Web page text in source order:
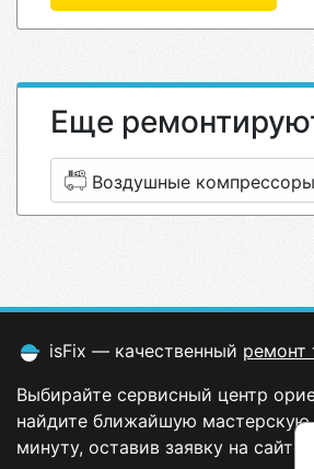
Еще
Воздушные компрессоры
isFix — качественный ремонт
Выбирайте сервисный центр
найдите ближайшую
минуту, оставив заявку на сайте.